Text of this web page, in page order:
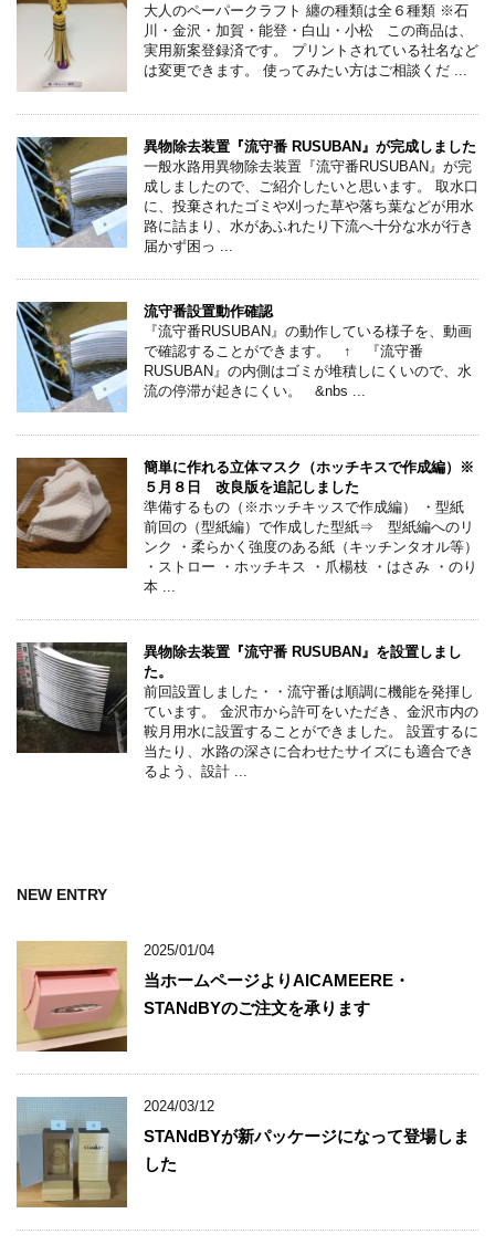
大人のペーパークラフト 纏の種類は全６種類 ※石
川・金沢・加賀・能登・白山・小松 この商品は、
実用新案登録済です。 プリントされている社名など
は変更できます。 使ってみたい方はご相談くだ ...
異物除去装置『流守番 RUSUBAN』が完成しました
一般水路用異物除去装置『流守番RUSUBAN』が完
成しましたので、ご紹介したいと思います。 取水口
に、投棄されたゴミや刈った草や落ち葉などが用水
路に詰まり、水があふれたり下流へ十分な水が行き
届かず困っ ...
流守番設置動作確認
『流守番RUSUBAN』の動作している様子を、動画
で確認することができます。 ↑ 『流守番
RUSUBAN』の内側はゴミが堆積しにくいので、水
流の停滞が起きにくい。 &nbs ...
簡単に作れる立体マスク（ホッチキスで作成編）※
５月８日 改良版を追記しました
準備するもの（※ホッチキッスで作成編） ・型紙
前回の（型紙編）で作成した型紙⇒ 型紙編へのリ
ンク ・柔らかく強度のある紙（キッチンタオル等）
・ストロー ・ホッチキス ・爪楊枝 ・はさみ ・のり
本 ...
異物除去装置『流守番 RUSUBAN』を設置しまし
た。
前回設置しました・・流守番は順調に機能を発揮し
ています。 金沢市から許可をいただき、金沢市内の
鞍月用水に設置することができました。 設置するに
当たり、水路の深さに合わせたサイズにも適合でき
るよう、設計 ...
NEW ENTRY
2025/01/04
当ホームページよりAICAMEERE・
STANdBYのご注文を承ります
2024/03/12
STANdBYが新パッケージになって登場しま
した